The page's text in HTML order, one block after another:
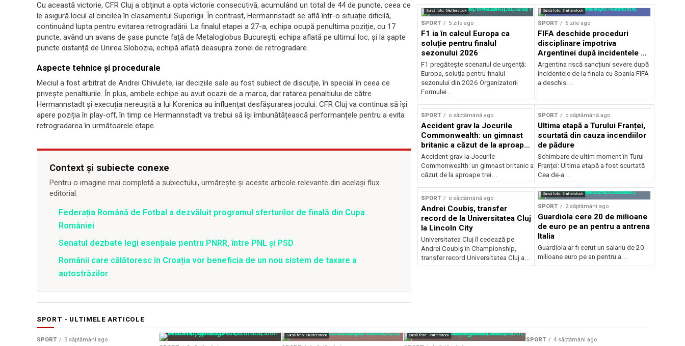
Cu această victorie, CFR Cluj a obținut a opta victorie consecutivă, acumulând un total de 44 de puncte, ceea ce
le asigură locul al cincilea în clasamentul Superligii. În contrast, Hermannstadt se află într-o situație dificilă,
continuând lupta pentru evitarea retrogradării. La finalul etapei a 27-a, echipa ocupă penultima poziție, cu 17
puncte, având un avans de șase puncte față de Metaloglobus București, echipa aflată pe ultimul loc, și la șapte
puncte distanță de Unirea Slobozia, echipă aflată deasupra zonei de retrogradare.
Aspecte tehnice și procedurale
Meciul a fost arbitrat de Andrei Chivulete, iar deciziile sale au fost subiect de discuție, în special în ceea ce
privește penaltiurile. În plus, ambele echipe au avut ocazii de a marca, dar ratarea penaltiului de către
Hermannstadt și execuția nereușită a lui Korenica au influențat desfășurarea jocului. CFR Cluj va continua să își
apere poziția în play-off, în timp ce Hermannstadt va trebui să își îmbunătățească performanțele pentru a evita
retrogradarea în următoarele etape.
Context și subiecte conexe
Pentru o imagine mai completă a subiectului, urmărește și aceste articole relevante din același flux
editorial.
Federația Română de Fotbal a dezvăluit programul sferturilor de finală din Cupa
României
Senatul dezbate legi esențiale pentru PNRR, între PNL și PSD
Românii care călătoresc în Croația vor beneficia de un nou sistem de taxare a
autostrăzilor
Sursă foto: Shutterstock
SPORT 5 zile ago
F1 ia în calcul Europa ca
soluție pentru finalul
sezonului 2026
F1 pregătește scenariul de urgență:
Europa, soluția pentru finalul
sezonului din 2026 Organizatorii
Formulei...
Sursă foto: Shutterstock
SPORT 5 zile ago
FIFA deschide proceduri
disciplinare împotriva
Argentinei după incidentele de
la finala cu Spania
Argentina riscă sancțiuni severe după
incidentele de la finala cu Spania FIFA
a deschis...
SPORT o săptămână ago
Accident grav la Jocurile
Commonwealth: un gimnast
britanic a căzut de la aproape
trei metri
Accident grav la Jocurile
Commonwealth: un gimnast britanic a
căzut de la aproape trei...
SPORT o săptămână ago
Ultima etapă a Turului Franței,
scurtată din cauza incendiilor
de pădure
Schimbare de ultim moment în Turul
Franței: Ultima etapă a fost scurtată
Cea de-a...
SPORT o săptămână ago
Andrei Coubiș, transfer
record de la Universitatea Cluj
la Lincoln City
Universitatea Cluj îl cedează pe
Andrei Coubiș în Championship,
transfer record Universitatea Cluj a...
Sursă foto: Shutterstock
SPORT 2 săptămâni ago
Guardiola cere 20 de milioane
de euro pe an pentru a antrena
Italia
Guardiola ar fi cerut un salariu de 20
milioane euro pe an pentru a...
SPORT - ULTIMELE ARTICOLE
SPORT
3 săptămâni ago
Sursă foto: Shutterstock Sursă foto: Shutterstock
SPORT 4 săptămâni ago